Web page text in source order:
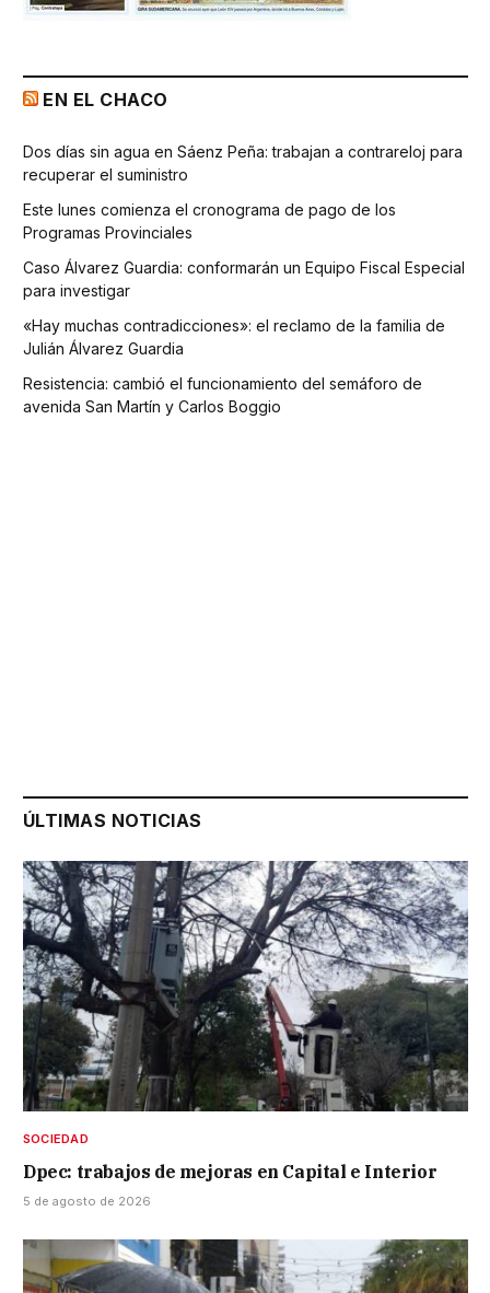
EN EL CHACO
Dos días sin agua en Sáenz Peña: trabajan a contrareloj para
recuperar el suministro
Este lunes comienza el cronograma de pago de los
Programas Provinciales
Caso Álvarez Guardia: conformarán un Equipo Fiscal Especial
para investigar
«Hay muchas contradicciones»: el reclamo de la familia de
Julián Álvarez Guardia
Resistencia: cambió el funcionamiento del semáforo de
avenida San Martín y Carlos Boggio
ÚLTIMAS NOTICIAS
SOCIEDAD
Dpec: trabajos de mejoras en Capital e Interior
5 de agosto de 2026